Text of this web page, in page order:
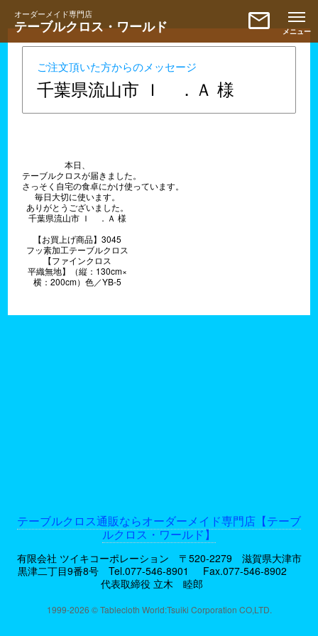
オーダーメイド専門店
テーブルクロス・ワールド mail
ご注文頂いた方からのメッセージ
千葉県流山市 Ｉ ．Ａ 様
本日、
テーブルクロスが届きました。
さっそく自宅の食卓にかけ使っています。
毎日大切に使います。
ありがとうございました。
千葉県流山市 Ｉ ．Ａ 様
【お買上げ商品】3045
フッ素加工テーブルクロス
【ファインクロス
平織無地】（縦：130cm×
横：200cm）色／YB-5
テーブルクロス通販ならオーダーメイド専門店【テーブ
ルクロス・ワールド】
有限会社 ツイキコーポレーション 〒520-2279 滋賀県大津市
黒津二丁目9番8号 Tel.077-546-8901
Fax.077-546-8902
代表取締役 立木 睦郎
1999-2026 © Tablecloth World:Tsuiki Corporation CO,LTD.